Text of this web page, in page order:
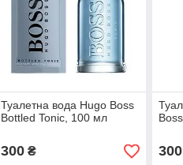
Туалетна вода Hugo Boss
Bottled Tonic, 100 мл
300₴ 300